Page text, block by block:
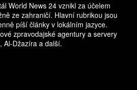
World News 24 vznikl za účelem
ze zahraničí. Hlavní rubrikou jsou
píší články v lokálním jazyce.
zpravodajské agentury a servery
Al-Džazíra a další.